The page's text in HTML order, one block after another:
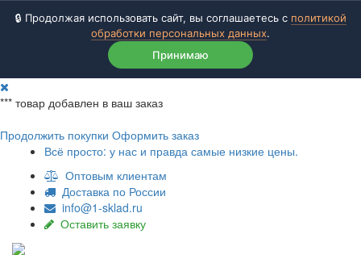
🔒 Продолжая использовать сайт, вы соглашаетесь с политикой
обработки персональных данных.
Принимаю
*** товар добавлен в ваш заказ
Продолжить покупки Оформить заказ
Всё просто: у нас и правда самые низкие цены.
Оптовым клиентам
Доставка по России
info@1-sklad.ru
Оставить заявку